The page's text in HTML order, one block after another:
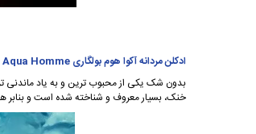
ادکلن مردانه آکوا هوم بولگاری Aqua Homme
خنک، بسیار معروف و شناخته شده است و بنابر